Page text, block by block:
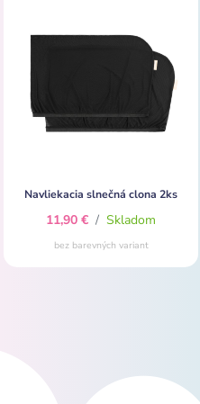
Navliekacia slnečná clona 2ks
11,90 € / Skladom
bez barevných variant